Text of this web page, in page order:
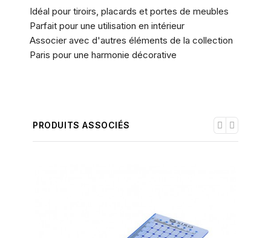
Idéal pour tiroirs, placards et portes de meubles
Parfait pour une utilisation en intérieur
Associer avec d'autres éléments de la collection
Paris pour une harmonie décorative
PRODUITS ASSOCIÉS